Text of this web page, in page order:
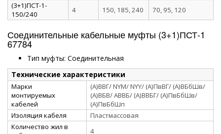
(3+1)ПСТ-1-
150/240
4 150, 185, 240 70, 95, 120
Соединительные кабельные муфты (3+1)ПСТ-1
67784
Тип муфты: Соединительная
Технические характеристики
Марки
монтируемых
кабелей
(А)ВВГ/ NYM/ NYY/ (А)ПвВГ/ (А)ВБбШв/
(А)ВБВ/ АВВБ/ (А)ВВБГ/ (А)ПвБбШв/
(А)ПвБбШп
Изоляция кабеля
Пластмассовая
Количество жил в
4